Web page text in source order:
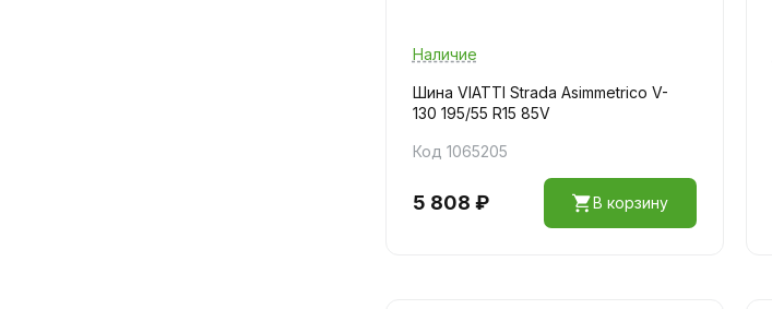
Наличие
Шина VIATTI Strada Asimmetriсo V-
130 195/55 R15 85V
Код 1065205
5 808 ₽ В корзину